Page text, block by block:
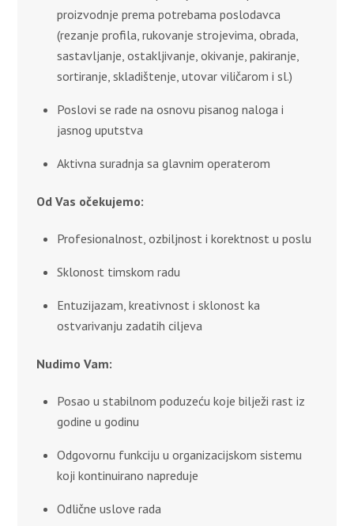
proizvodnje prema potrebama poslodavca
(rezanje profila, rukovanje strojevima, obrada,
sastavljanje, ostakljivanje, okivanje, pakiranje,
sortiranje, skladištenje, utovar viličarom i sl.)
Poslovi se rade na osnovu pisanog naloga i
jasnog uputstva
Aktivna suradnja sa glavnim operaterom
Od Vas očekujemo:
Profesionalnost, ozbiljnost i korektnost u poslu
Sklonost timskom radu
Entuzijazam, kreativnost i sklonost ka
ostvarivanju zadatih ciljeva
Nudimo Vam:
Posao u stabilnom poduzeću koje bilježi rast iz
godine u godinu
Odgovornu funkciju u organizacijskom sistemu
koji kontinuirano napreduje
Odlične uslove rada